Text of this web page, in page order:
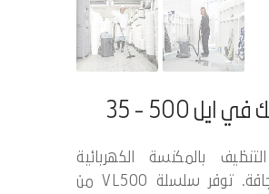
500 - 35
بالمكنسة الكهربائية
الرطبة والجافة. توفر سلسلة VL500 من